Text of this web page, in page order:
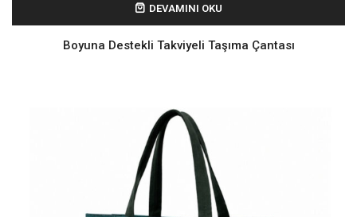
DEVAMINI OKU
Boyuna Destekli Takviyeli Taşıma Çantası